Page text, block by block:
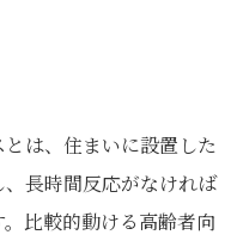
は、住まいに設置した
長時間反応がなければ
比較的動ける高齢者向